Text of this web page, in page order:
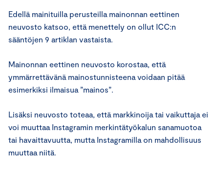
Edellä mainituilla perusteilla mainonnan eettinen
neuvosto katsoo, että menettely on ollut ICC:n
sääntöjen 9 artiklan vastaista.
Mainonnan eettinen neuvosto korostaa, että
ymmärrettävänä mainostunnisteena voidaan pitää
esimerkiksi ilmaisua ”mainos”.
Lisäksi neuvosto toteaa, että markkinoija tai vaikuttaja ei
voi muuttaa Instagramin merkintätyökalun sanamuotoa
tai havaittavuutta, mutta Instagramilla on mahdollisuus
muuttaa niitä.